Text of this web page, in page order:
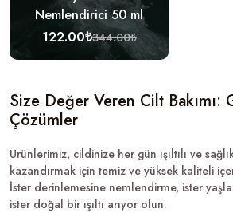
Nemlendirici 50 ml
122.00₺344.00₺
Size Değer Veren Cilt Bakımı:
Çözümler
Ürünlerimiz, cildinize her gün ışıltılı ve
kazandırmak için temiz ve yüksek kaliteli
İster derinlemesine nemlendirme, ister
ister doğal bir ışıltı arıyor olun.